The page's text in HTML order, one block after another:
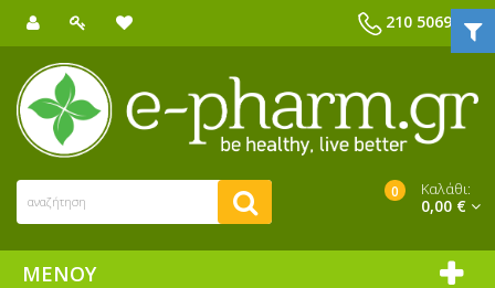
210 5069039
0 Καλάθι:
0,00 €
ΜΕΝΟΎ